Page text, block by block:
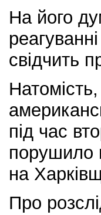
На його
свідчить
під час
порушило
на
Про